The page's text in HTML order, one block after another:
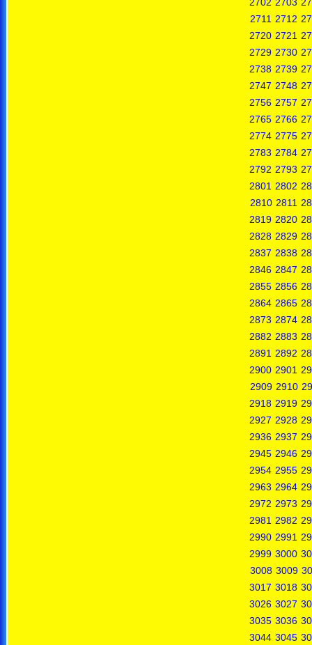
2711 2712
2720 2721
2729 2730
2738 2739
2747 2748
2756 2757
2765 2766
2774 2775
2783 2784
2792 2793
2801 2802
2810 2811
2819 2820
2828 2829
2837 2838
2846 2847
2855 2856
2864 2865
2873 2874
2882 2883
2891 2892
2900 2901
2909 2910
2918 2919
2927 2928
2936 2937
2945 2946
2954 2955
2963 2964
2972 2973
2981 2982
2990 2991
2999 3000
3008 3009
3017 3018
3026 3027
3035 3036
3044 3045